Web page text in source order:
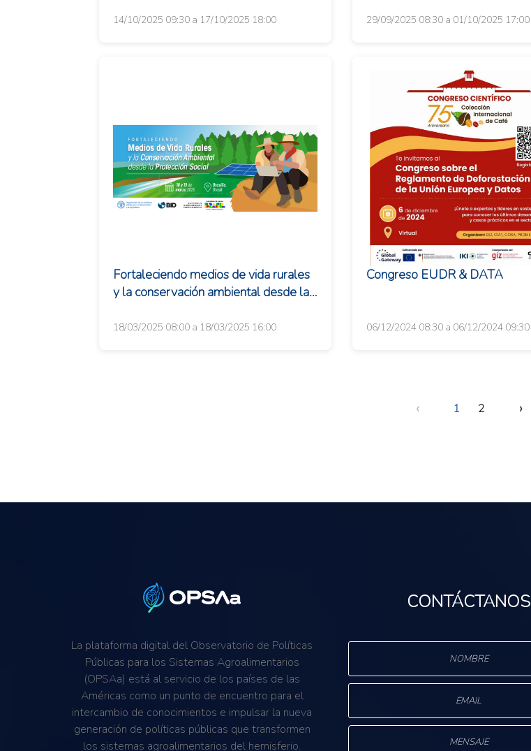
14/10/2025 09:30 a 17/10/2025 18:00
y la cooperación tra...
29/09/2025 08:30 a 01/10/2025 17:00
Fortaleciendo medios de vida rurales
y la conservación ambiental desde la
18/03/2025 08:00 a 18/03/2025 16:00
Congreso EUDR & DATA
06/12/2024 08:30 a 06/12/2024 09:30
‹ 1 2 ›
La plataforma digital del Observatorio de Políticas
Públicas para los Sistemas Agroalimentarios
(OPSAa) está al servicio de los países de las
Américas como un punto de encuentro para el
intercambio de conocimientos e impulsar la nueva
generación de políticas públicas que transformen
los sistemas agroalimentarios del hemisferio.
CONTÁCTANOS